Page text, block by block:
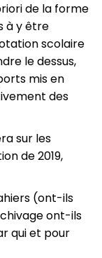
de la forme
à y être
scolaire
le dessus,
mis en
des
sur les
de 2019,
(ont-ils
ont-ils
qui et pour